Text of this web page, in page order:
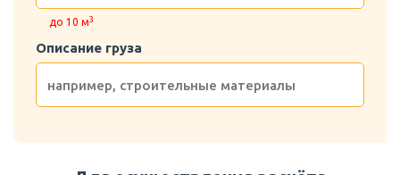
до 10 м3
Описание груза